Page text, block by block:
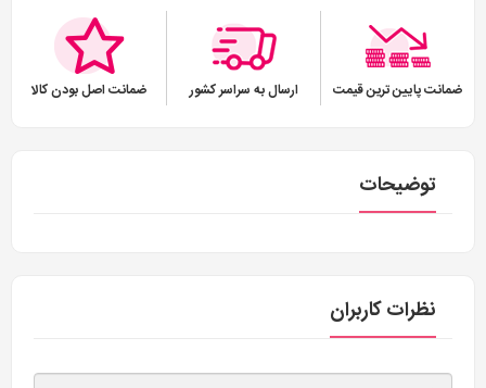
ضمانت پایین ترین قیمت ارسال به سراسر کشور ضمانت اصل بودن کالا
توضیحات
نظرات کاربران